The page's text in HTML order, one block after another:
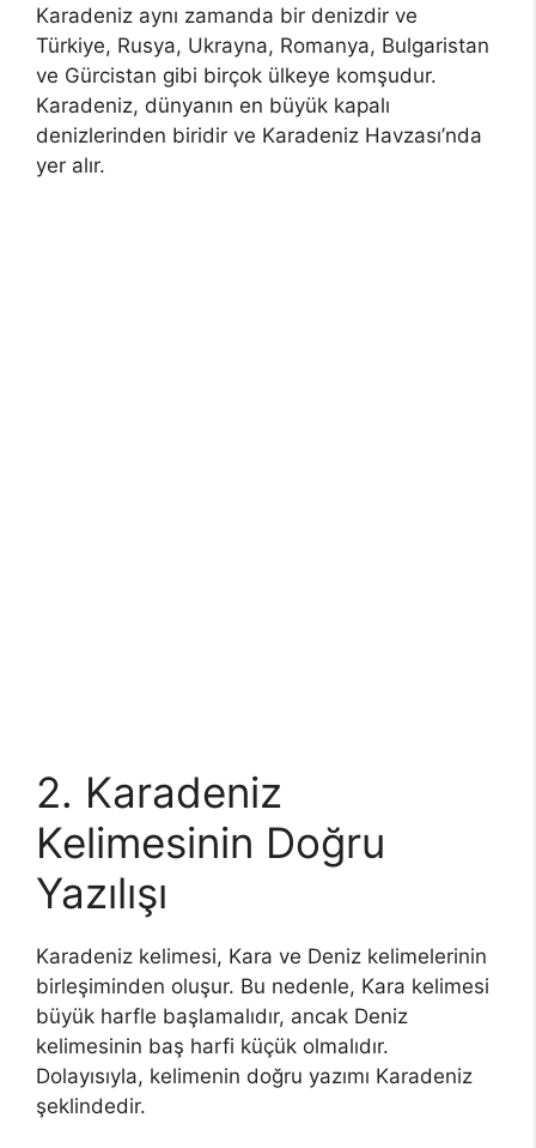
Karadeniz aynı zamanda bir denizdir ve
Türkiye, Rusya, Ukrayna, Romanya, Bulgaristan
ve Gürcistan gibi birçok ülkeye komşudur.
Karadeniz, dünyanın en büyük kapalı
denizlerinden biridir ve Karadeniz Havzası’nda
yer alır.
2. Karadeniz
Kelimesinin Doğru
Yazılışı
Karadeniz kelimesi, Kara ve Deniz kelimelerinin
birleşiminden oluşur. Bu nedenle, Kara kelimesi
büyük harfle başlamalıdır, ancak Deniz
kelimesinin baş harfi küçük olmalıdır.
Dolayısıyla, kelimenin doğru yazımı Karadeniz
şeklindedir.